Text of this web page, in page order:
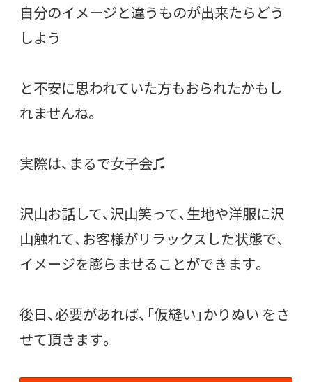
自分のイメージと違うものが出来たらどう
しよう
と不安に思われていた方もおられたかもし
れませんね。
実際は、まるで女子会♫
沢山お話して、沢山笑って、生地や洋服に沢
山触れて、お客様がリラックスした状態で、
イメージを膨らませることができます。
後日、必要があれば、「仮縫い」かりぬい をさ
せて頂きます。